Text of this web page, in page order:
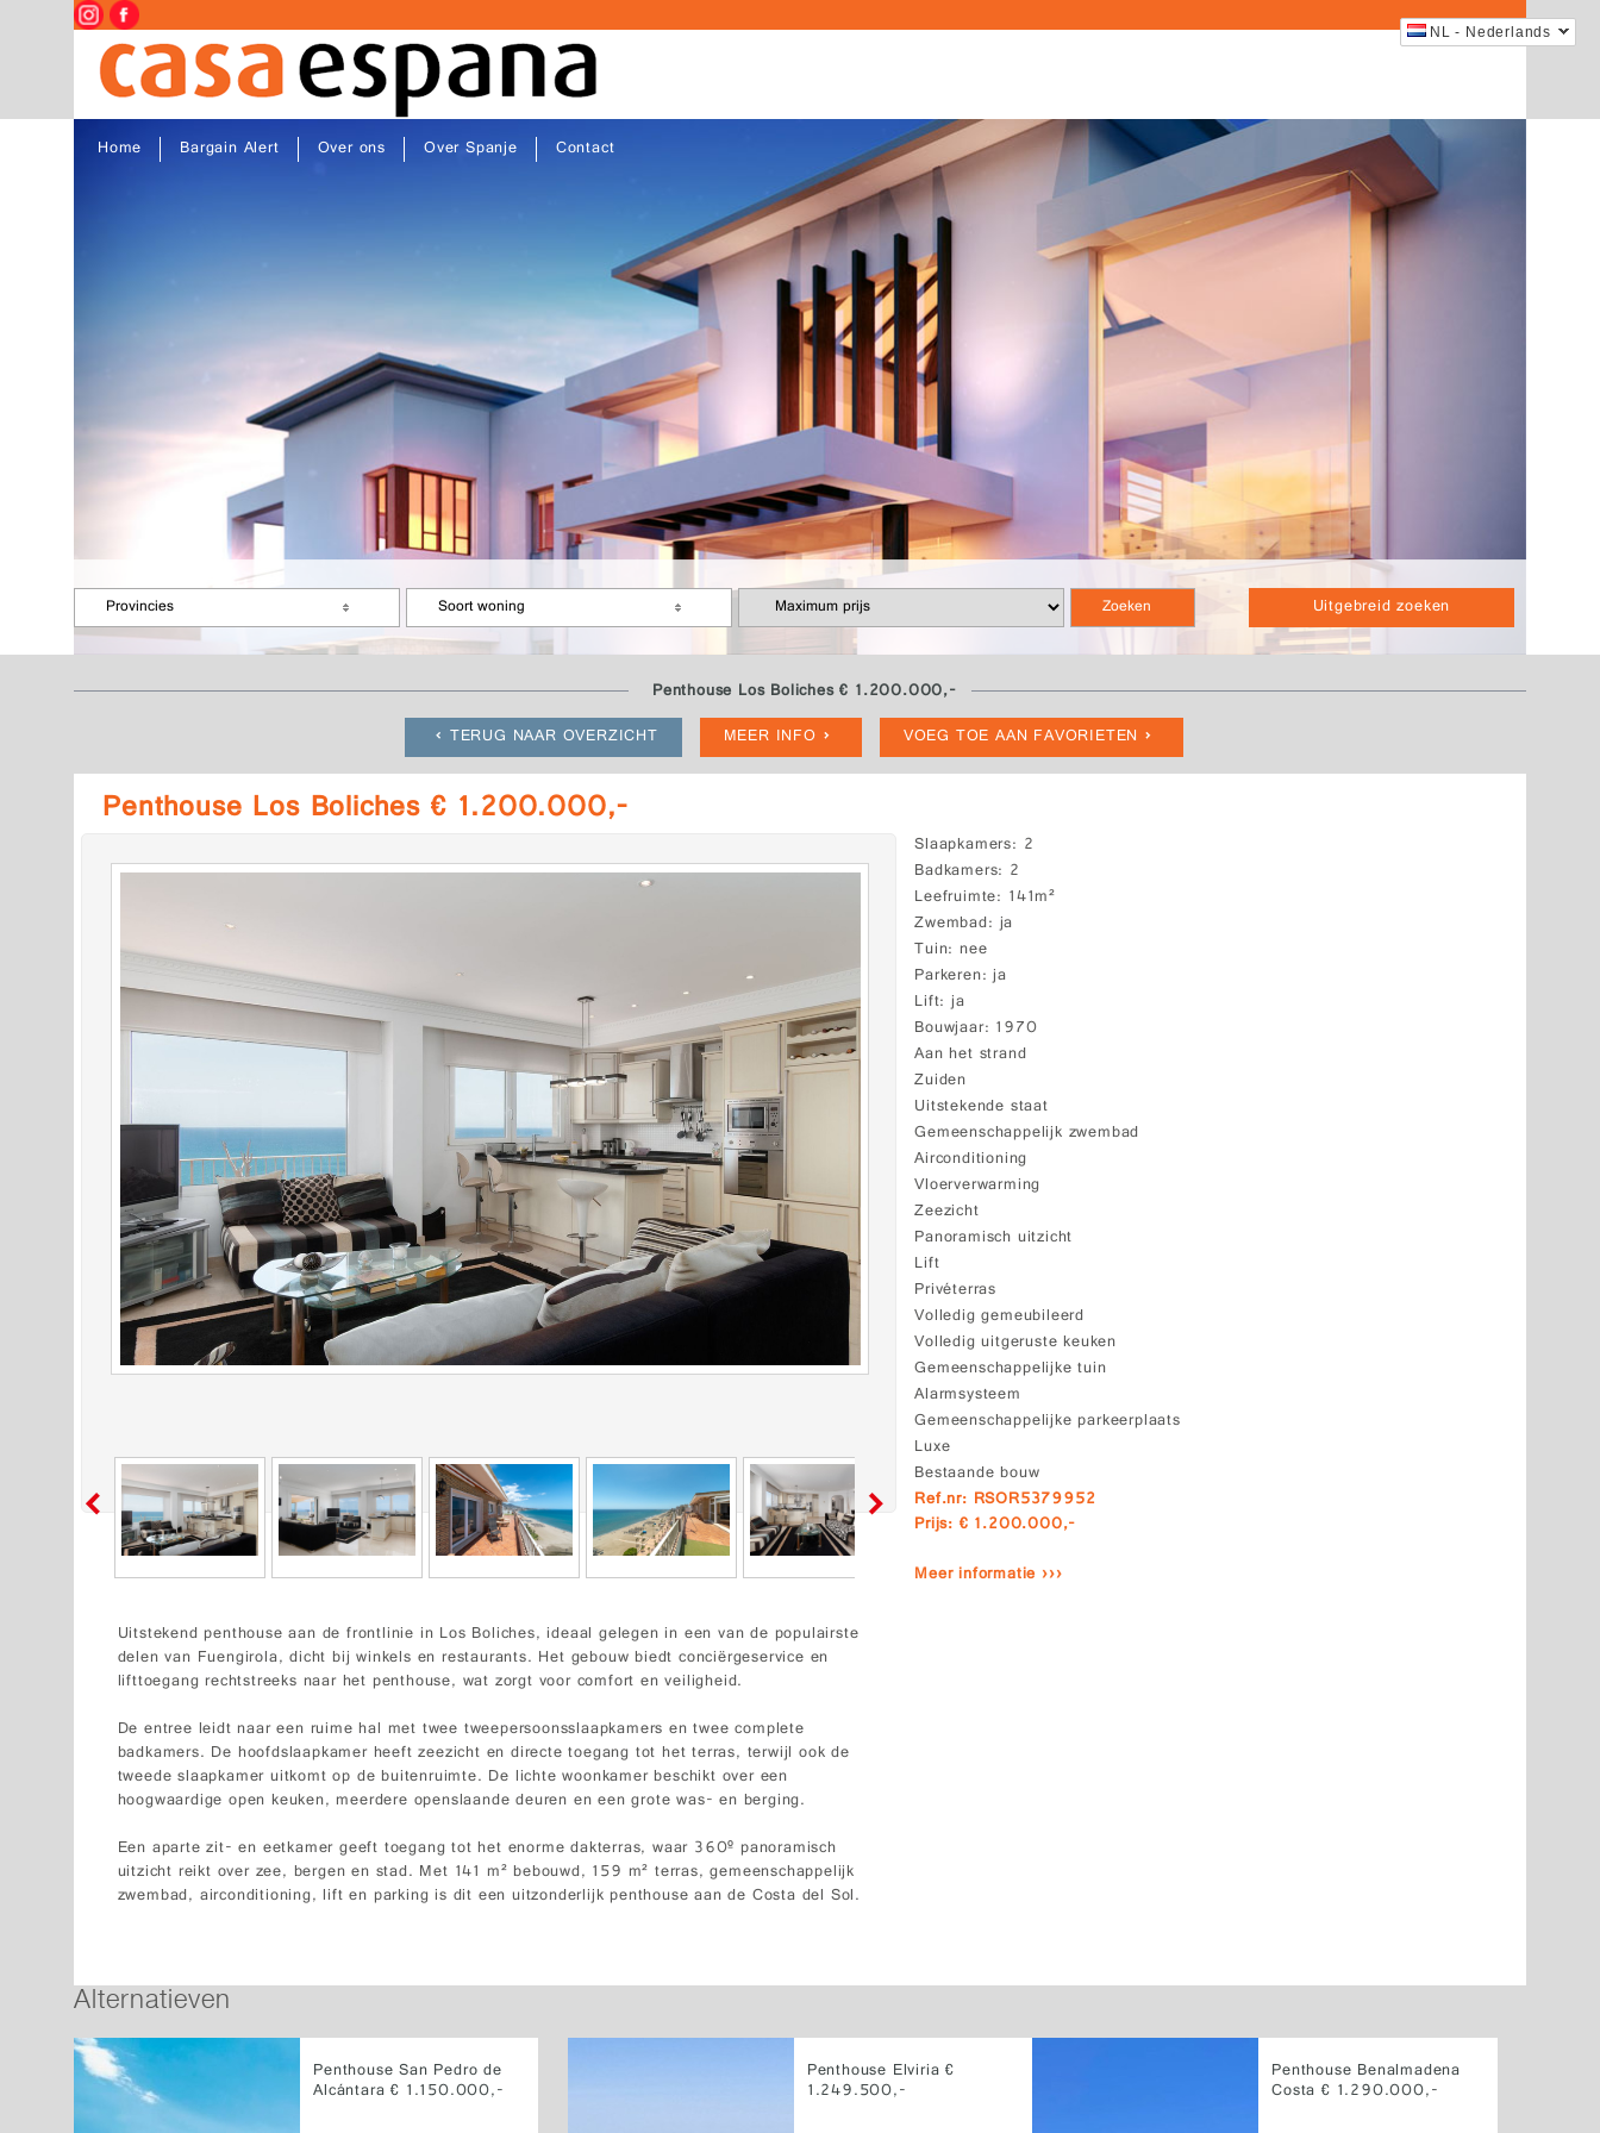
NL - Nederlands
Home Bargain Alert Over ons Over Spanje Contact
Uitgebreid zoeken
Provincies Soort woning
Penthouse Los Boliches € 1.200.000,-
TERUG NAAR OVERZICHT
MEER INFO VOEG TOE AAN FAVORIETEN
Penthouse Los Boliches € 1.200.000,-
Slaapkamers 2
Badkamers 2
Leefruimte 141m²
Zwembad ja
Tuin nee
Parkeren ja
Lift ja
Bouwjaar 1970
Aan het strand
Zuiden
Uitstekende staat
Gemeenschappelijk zwembad
Airconditioning
Vloerverwarming
Zeezicht
Panoramisch uitzicht
Lift
Privéterras
Volledig gemeubileerd
Volledig uitgeruste keuken
Gemeenschappelijke tuin
Alarmsysteem
Gemeenschappelijke parkeerplaats
Luxe
Bestaande bouw
Ref.nr: RSOR5379952
Prijs: € 1.200.000,-
Meer informatie ›››
Uitstekend penthouse aan de frontlinie in Los Boliches, ideaal gelegen in een van de populairste
delen van Fuengirola, dicht bij winkels en restaurants. Het gebouw biedt conciërgeservice en
lifttoegang rechtstreeks naar het penthouse, wat zorgt voor comfort en veiligheid.
De entree leidt naar een ruime hal met twee tweepersoonsslaapkamers en twee complete
badkamers. De hoofdslaapkamer heeft zeezicht en directe toegang tot het terras, terwijl ook de
tweede slaapkamer uitkomt op de buitenruimte. De lichte woonkamer beschikt over een
hoogwaardige open keuken, meerdere openslaande deuren en een grote was- en berging.
Een aparte zit- en eetkamer geeft toegang tot het enorme dakterras, waar 360º panoramisch
uitzicht reikt over zee, bergen en stad. Met 141 m² bebouwd, 159 m² terras, gemeenschappelijk
zwembad, airconditioning, lift en parking is dit een uitzonderlijk penthouse aan de Costa del Sol.
Alternatieven
Penthouse San Pedro de
Alcántara € 1.150.000,-
Penthouse Elviria €
1.249.500,-
Penthouse Benalmadena
Costa € 1.290.000,-